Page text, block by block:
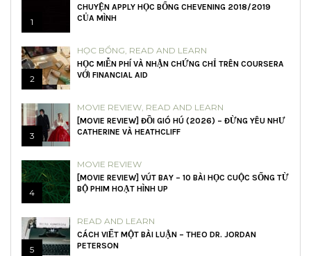
1
CHUYỆN APPLY HỌC BỔNG CHEVENING 2018/2019
CỦA MÌNH
2
HỌC BỔNG, READ AND LEARN
HỌC MIỄN PHÍ VÀ NHẬN CHỨNG CHỈ TRÊN COURSERA
VỚI FINANCIAL AID
3
MOVIE REVIEW, READ AND LEARN
[MOVIE REVIEW] ĐỒI GIÓ HÚ (2026) – ĐỪNG YÊU NHƯ
CATHERINE VÀ HEATHCLIFF
4
MOVIE REVIEW
[MOVIE REVIEW] VÚT BAY – 10 BÀI HỌC CUỘC SỐNG TỪ
BỘ PHIM HOẠT HÌNH UP
5
READ AND LEARN
CÁCH VIẾT MỘT BÀI LUẬN – THEO DR. JORDAN
PETERSON